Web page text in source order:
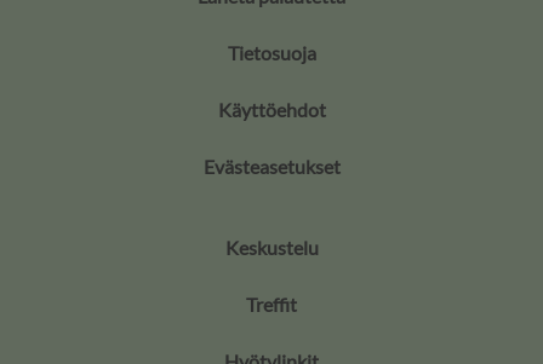
Tietosuoja
Käyttöehdot
Evästeasetukset
Keskustelu
Treffit